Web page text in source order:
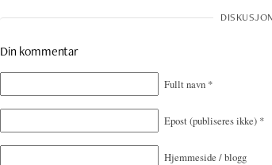
Din kommentar
Fullt navn *
Epost(publiseres ikke) *
Hjemmeside / blogg